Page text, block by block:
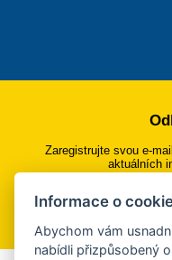
Zaregistrujte svou e-
aktuálních
Informace o
Abychom vám
nabídli přizpůsobený